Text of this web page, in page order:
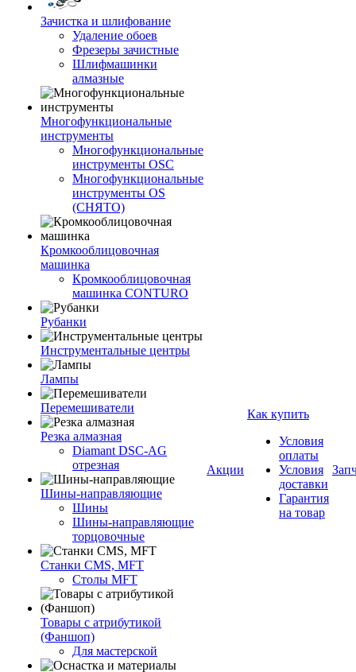
Зачистка и шлифование
Удаление обоев
Фрезеры зачистные
Шлифмашинки
алмазные
Многофункциональные
инструменты
Многофункциональные
инструменты OSC
Многофункциональные
инструменты OS
(СНЯТО)
Кромкооблицовочная
машинка
Кромкооблицовочная
машинка CONTURO
Рубанки
Инструментальные центры
Лампы
Перемешиватели
Резка алмазная
Diamant DSC-AG
отрезная
Шины-направляющие
Шины
Шины-направляющие
торцовочные
Станки CMS, MFT
Столы MFT
Товары с атрибутикой
(Фаншоп)
Для мастерской
Акции
Как купить
Условия
оплаты
Условия
доставки
Гарантия
на товар